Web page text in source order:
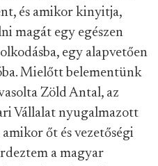
és amikor kinyitja,
magát egy egészen
egy alapvetően
Mielőtt belementünk
Zöld Antal, az
Vállalat nyugalmazott
őt és vezetőségi
a magyar